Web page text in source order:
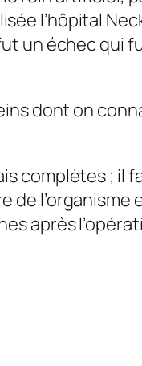
l’hôpital
un échec
dont on
complètes ; il
après